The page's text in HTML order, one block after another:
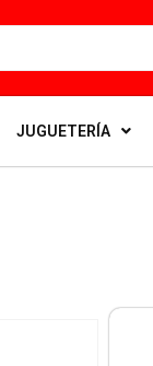
JUGUETERÍA